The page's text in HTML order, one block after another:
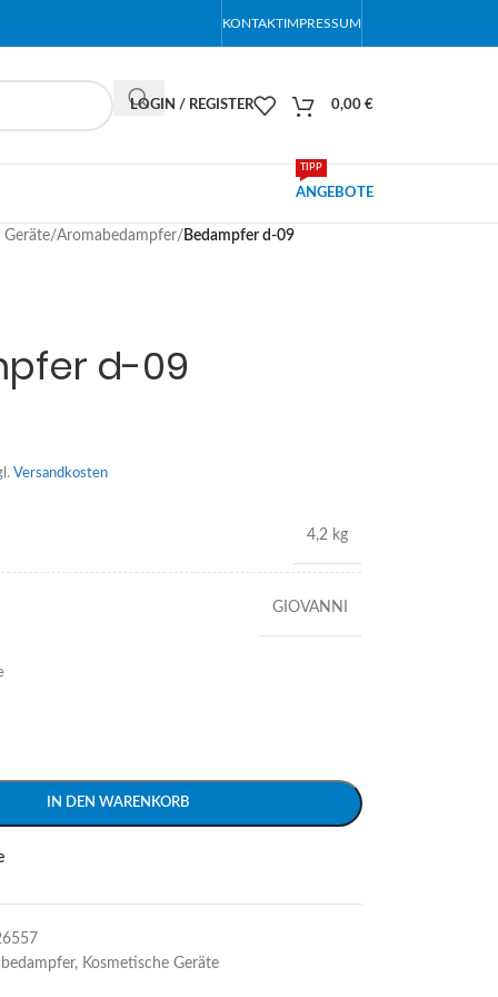
KONTAKTIMPRESSUM
LOGIN / REGISTER 0,00 €
ANGEBOTE
TIPP
Geräte/Aromabedampfer/ Bedampfer d-09
d-09
Versandkosten
4,2 kg
GIOVANNI
IN DEN WARENKORB
, Kosmetische Geräte